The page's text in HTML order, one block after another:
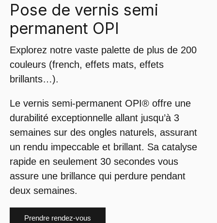
Pose de vernis semi
permanent OPI
Explorez notre vaste palette de plus de 200
couleurs (french, effets mats, effets
brillants…).
Le vernis semi-permanent OPI® offre une
durabilité exceptionnelle allant jusqu’à 3
semaines sur des ongles naturels, assurant
un rendu impeccable et brillant. Sa catalyse
rapide en seulement 30 secondes vous
assure une brillance qui perdure pendant
deux semaines.
Prendre rendez-vous